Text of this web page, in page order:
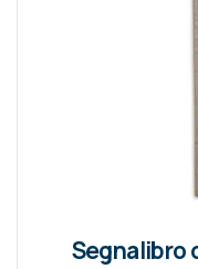
Segnalibro